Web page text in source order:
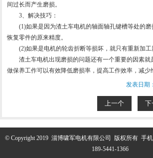
间过长而产生磨损。
3、解决技巧：
(1)如果是因为渣土车电机的轴面轴孔键槽等处的磨
恢复零件的原来精度。
(2)如果是电机的轮齿折断等损坏，就只有重新加工
渣土车电机出现磨损的问题还有一个重要的因素就
做保养工作可以有效降低磨损率，提高工作效率，减少
发表日期
上一个 下
© Copyright 2019 淄博啸军电机有限公司 版权所有 手机
189-5441-1366